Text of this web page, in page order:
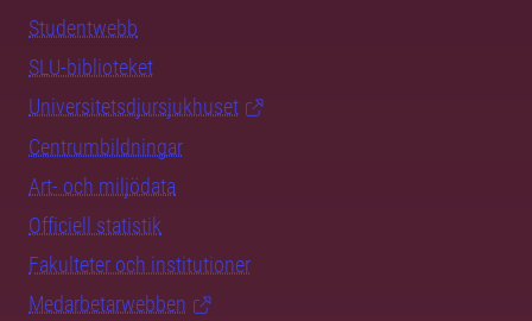
Studentwebb
SLU-biblioteket
Universitetsdjursjukhuset
Centrumbildningar
Art- och miljödata
Officiell statistik
Fakulteter och institutioner
Medarbetarwebben